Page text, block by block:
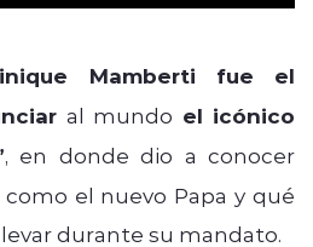
Mamberti fue el
al mundo el icónico
, en donde dio a conocer
el nuevo Papa y qué
durante su mandato.